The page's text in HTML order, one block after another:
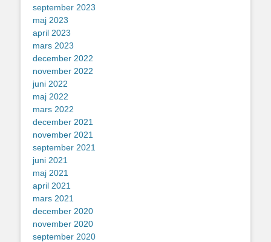
september 2023
maj 2023
april 2023
mars 2023
december 2022
november 2022
juni 2022
maj 2022
mars 2022
december 2021
november 2021
september 2021
juni 2021
maj 2021
april 2021
mars 2021
december 2020
november 2020
september 2020